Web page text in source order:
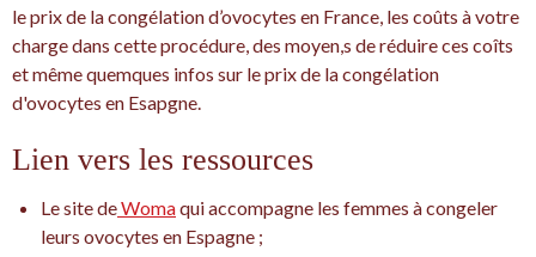
le prix de la congélation d’ovocytes en France, les coûts à votre
charge dans cette procédure, des moyen,s de réduire ces coîts
et même quemques infos sur le prix de la congélation
d'ovocytes en Esapgne.
Lien vers les ressources
Le site deWomaqui accompagne les femmes à congeler
leurs ovocytes en Espagne ;